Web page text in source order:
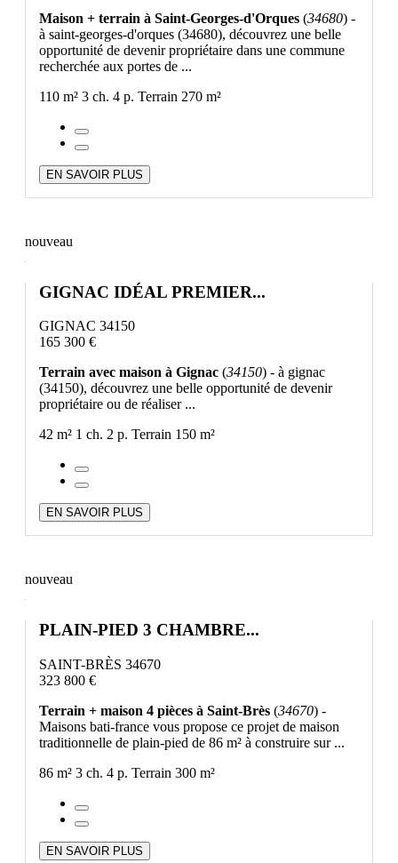
Maison + terrain à Saint-Georges-d'Orques (34680) -
à saint-georges-d'orques (34680), découvrez une belle
opportunité de devenir propriétaire dans une commune
recherchée aux portes de ...
110 m² 3 ch. 4 p. Terrain 270 m²
EN SAVOIR PLUS
nouveau
GIGNAC IDÉAL PREMIER...
GIGNAC 34150
165 300 €
Terrain avec maison à Gignac (34150) - à gignac
(34150), découvrez une belle opportunité de devenir
propriétaire ou de réaliser ...
42 m² 1 ch. 2 p. Terrain 150 m²
EN SAVOIR PLUS
nouveau
PLAIN-PIED 3 CHAMBRE...
SAINT-BRÈS 34670
323 800 €
Terrain + maison 4 pièces à Saint-Brès (34670) -
Maisons bati-france vous propose ce projet de maison
traditionnelle de plain-pied de 86 m² à construire sur ...
86 m² 3 ch. 4 p. Terrain 300 m²
EN SAVOIR PLUS